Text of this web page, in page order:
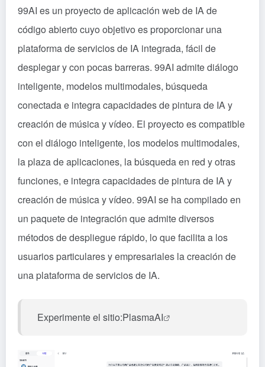
99AI es un proyecto de aplicación web de IA de
código abierto cuyo objetivo es proporcionar una
plataforma de servicios de IA integrada, fácil de
desplegar y con pocas barreras. 99AI admite diálogo
inteligente, modelos multimodales, búsqueda
conectada e integra capacidades de pintura de IA y
creación de música y vídeo. El proyecto es compatible
con el diálogo inteligente, los modelos multimodales,
la plaza de aplicaciones, la búsqueda en red y otras
funciones, e integra capacidades de pintura de IA y
creación de música y vídeo. 99AI se ha compilado en
un paquete de integración que admite diversos
métodos de despliegue rápido, lo que facilita a los
usuarios particulares y empresariales la creación de
una plataforma de servicios de IA.
Experimente el sitio:PlasmaAI